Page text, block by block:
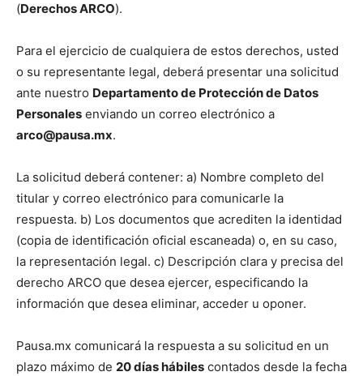
(Derechos ARCO).
Para el ejercicio de cualquiera de estos derechos, usted
o su representante legal, deberá presentar una solicitud
ante nuestro Departamento de Protección de Datos
Personales enviando un correo electrónico a
arco@pausa.mx.
La solicitud deberá contener: a) Nombre completo del
titular y correo electrónico para comunicarle la
respuesta. b) Los documentos que acrediten la identidad
(copia de identificación oficial escaneada) o, en su caso,
la representación legal. c) Descripción clara y precisa del
derecho ARCO que desea ejercer, especificando la
información que desea eliminar, acceder u oponer.
Pausa.mx comunicará la respuesta a su solicitud en un
plazo máximo de 20 días hábiles contados desde la fecha